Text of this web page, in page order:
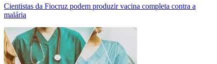
Cientistas da Fiocruz podem produzir vacina completa contra a
malária